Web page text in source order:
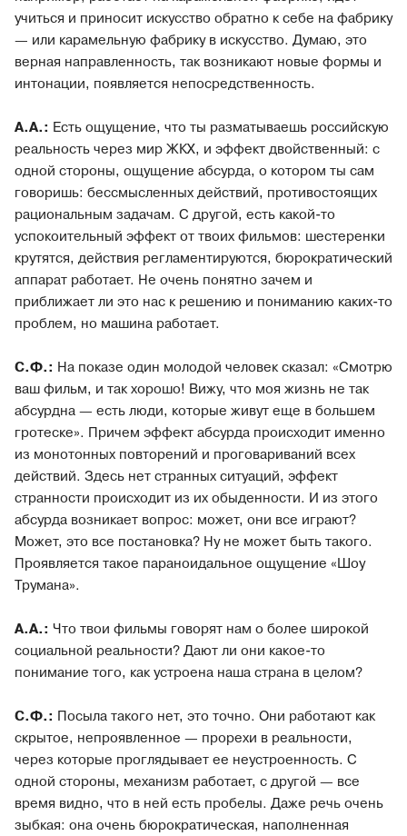
учиться и приносит искусство обратно к себе на фабрику
— или карамельную фабрику в искусство. Думаю, это
верная направленность, так возникают новые формы и
интонации, появляется непосредственность.
А.А.: Есть ощущение, что ты разматываешь российскую
реальность через мир ЖКХ, и эффект двойственный: с
одной стороны, ощущение абсурда, о котором ты сам
говоришь: бессмысленных действий, противостоящих
рациональным задачам. С другой, есть какой-то
успокоительный эффект от твоих фильмов: шестеренки
крутятся, действия регламентируются, бюрократический
аппарат работает. Не очень понятно зачем и
приближает ли это нас к решению и пониманию каких-то
проблем, но машина работает.
С.Ф.: На показе один молодой человек сказал: «Смотрю
ваш фильм, и так хорошо! Вижу, что моя жизнь не так
абсурдна — есть люди, которые живут еще в большем
гротеске». Причем эффект абсурда происходит именно
из монотонных повторений и проговариваний всех
действий. Здесь нет странных ситуаций, эффект
странности происходит из их обыденности. И из этого
абсурда возникает вопрос: может, они все играют?
Может, это все постановка? Ну не может быть такого.
Проявляется такое параноидальное ощущение «Шоу
Трумана».
А.А.: Что твои фильмы говорят нам о более широкой
социальной реальности? Дают ли они какое-то
понимание того, как устроена наша страна в целом?
С.Ф.: Посыла такого нет, это точно. Они работают как
скрытое, непроявленное — прорехи в реальности,
через которые проглядывает ее неустроенность. С
одной стороны, механизм работает, с другой — все
время видно, что в ней есть пробелы. Даже речь очень
зыбкая: она очень бюрократическая, наполненная